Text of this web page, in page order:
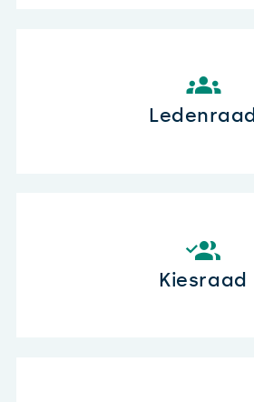
Ledenraad
Kiesraad